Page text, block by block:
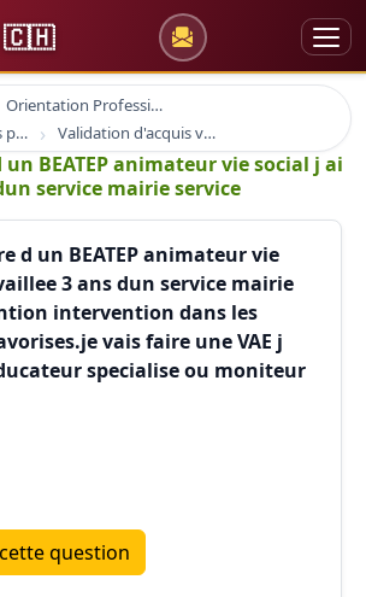
🇨🇭
Orientation Professionnelle
Validation d'acquis professionnel
Validation d'acquis vae
BEATEP animateur vie social j ai
service mairie service
d un BEATEP animateur vie
3 ans dun service mairie
intervention dans les
vais faire une VAE j
specialise ou moniteur
question